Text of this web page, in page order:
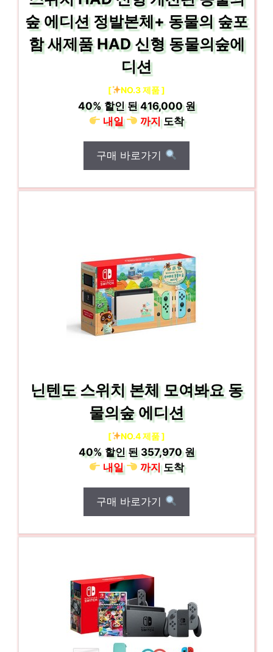
숲 에디션 정발본체+ 동물의 숲포
함 새제품 HAD 신형 동물의숲에
디션
[ NO.3 제품 ]
40%할인 된416,000 원
내일
까지도착
구매 바로가기
닌텐도 스위치 본체 모여봐요 동
물의숲 에디션
[ NO.4 제품 ]
40%할인 된357,970 원
내일
까지도착
구매 바로가기